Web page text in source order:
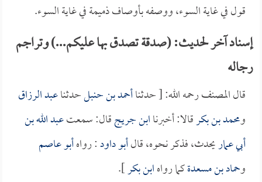
قول في غاية السوء، ووصفه بأوصاف ذميمة في غاية السوء.
إسناد آخر لحديث: (صدقة تصدق بها عليكم...) وتراجم
رجاله
قال المصنف رحمه الله: [ حدثناأحمد بن حنبلحدثناعبد الرزاق
ومحمد بن بكرقالا: أخبرناابن جريجقال: سمعتعبد الله بن
أبي عماريحدث، فذكر نحوه، قالأبو داود: رواهأبو عاصم
وحماد بن مسعدةكما رواهابن بكر].